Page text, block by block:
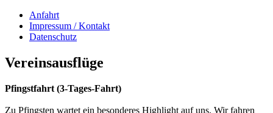
Anfahrt
Impressum / Kontakt
Datenschutz
Vereinsausflüge
Pfingstfahrt (3-Tages-Fahrt)
Zu Pfingsten wartet ein besonderes Highlight auf uns. Wir fahren